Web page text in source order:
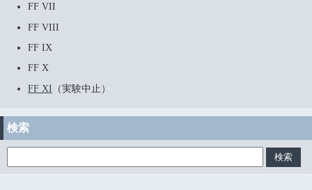
FF VII
FF VIII
FF IX
FF X
FF XI （実験中止）
検索